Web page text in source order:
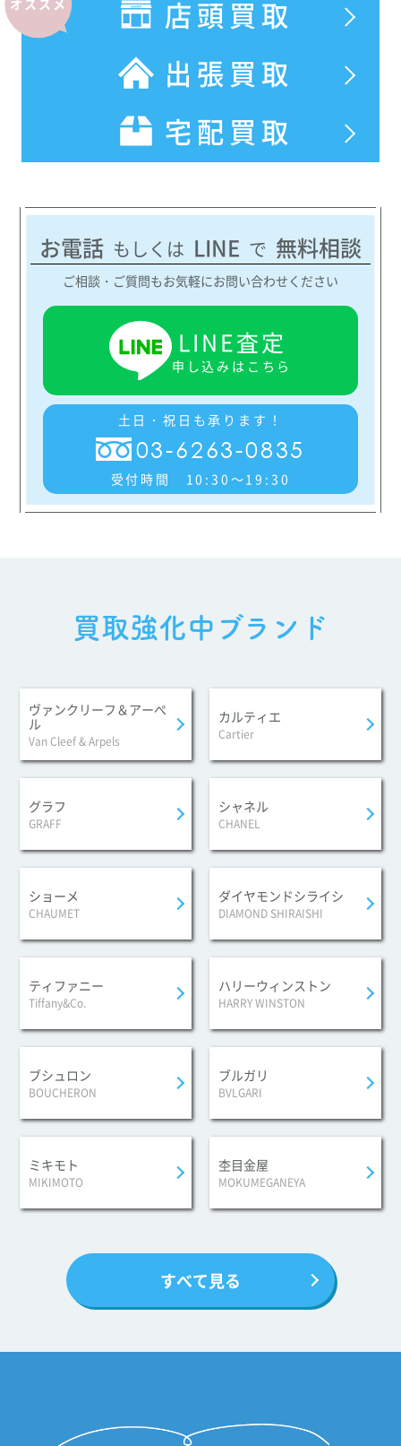
オススメ
店頭買取
出張買取
宅配買取
お電話 もしくは LINE で 無料相談
ご相談・ご質問もお気軽にお問い合わせください
LINE査定
申し込みはこちら
土日・祝日も承ります！
03-6263-0835
受付時間 10:30～19:30
買取強化中ブランド
ヴァンクリーフ＆アーぺ
ル
Van Cleef & Arpels
カルティエ
Cartier
グラフ
GRAFF
シャネル
CHANEL
ショーメ
CHAUMET
ダイヤモンドシライシ
DIAMOND SHIRAISHI
ティファニー
Tiffany&Co.
ハリーウィンストン
HARRY WINSTON
ブシュロン
BOUCHERON
ブルガリ
BVLGARI
ミキモト
MIKIMOTO
杢目金屋
MOKUMEGANEYA
すべて見る